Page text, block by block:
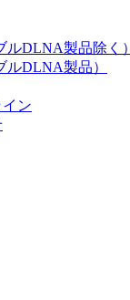
ルDLNA製品除く）
ルDLNA製品）
ン